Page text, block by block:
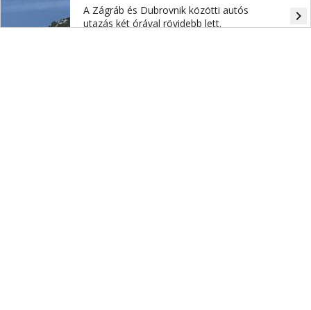
A Zágráb és Dubrovnik közötti autós
utazás két órával rövidebb lett.
navigate_next